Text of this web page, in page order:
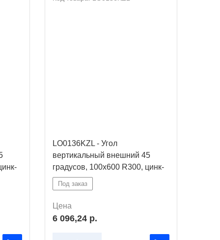
LO0136KZL - Угол
вертикальный внешний 45
градусов, 100х600 R300, цинк-
ламельный
Под заказ
Цена
6 096,24 р.